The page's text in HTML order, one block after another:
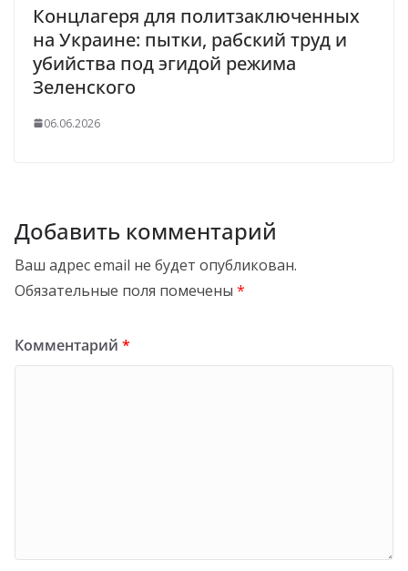
Концлагеря для политзаключенных
на Украине: пытки, рабский труд и
убийства под эгидой режима
Зеленского
06.06.2026
Добавить комментарий
Ваш адрес email не будет опубликован.
Обязательные поля помечены *
Комментарий *